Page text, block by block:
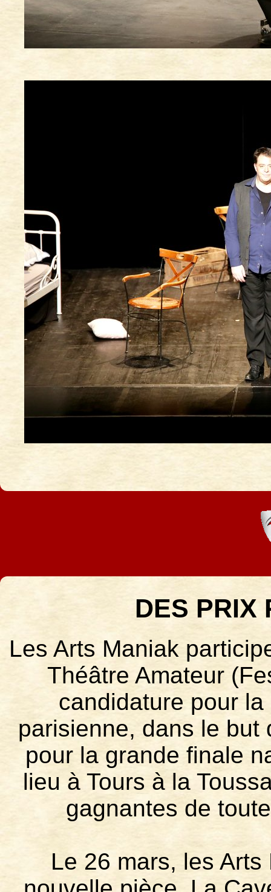
DES PRIX
Les Arts Maniak
Théâtre Amateur
candidature pour
parisienne, dans le but
pour la grande finale
lieu à Tours à la
gagnantes de
Le 26 mars, les